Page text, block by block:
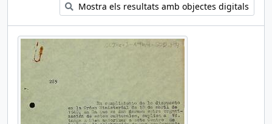
Mostra els resultats amb objectes digitals